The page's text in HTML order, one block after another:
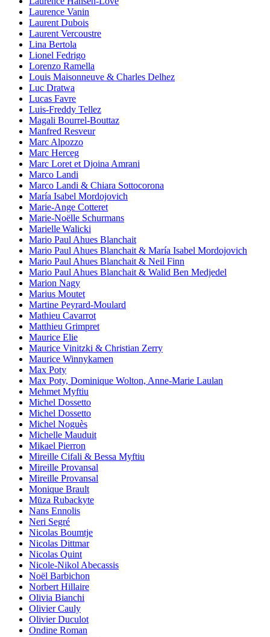
Laurence Vanin
Laurent Dubois
Laurent Vercoustre
Lina Bertola
Lionel Fedrigo
Lorenzo Ramella
Louis Maisonneuve & Charles Delhez
Luc Dratwa
Lucas Favre
Luis-Freddy Tellez
Magali Bourrel-Bouttaz
Manfred Resveur
Marc Alpozzo
Marc Herceg
Marc Loret et Djoina Amrani
Marco Landi
Marco Landi & Chiara Sottocorona
María Isabel Mordojovich
Marie-Ange Cotteret
Marie-Noëlle Schurmans
Marielle Walicki
Mario Paul Ahues Blanchait
Mario Paul Ahues Blanchait & María Isabel Mordojovich
Mario Paul Ahues Blanchait & Neil Finn
Mario Paul Ahues Blanchait & Walid Ben Medjedel
Marion Nagy
Marius Moutet
Martine Peyrard-Moulard
Mathieu Cavarrot
Matthieu Grimpret
Maurice Elie
Maurice Vinitzki & Christian Zerry
Maurice Winnykamen
Max Poty
Max Poty, Dominique Wolton, Anne-Marie Laulan
Mehmet Myftiu
Michel Dossetto
Michel Dossetto
Michel Noguès
Michelle Mauduit
Mikael Pierron
Mireille Cifali & Bessa Myftiu
Mireille Provansal
Mireille Provansal
Monique Brault
Mūza Rubackyte
Nans Ennolis
Neri Segré
Nicolas Boumtje
Nicolas Dittmar
Nicolas Quint
Nicole-Nikol Abecassis
Noël Barbichon
Norbert Hillaire
Olivia Bianchi
Olivier Cauly
Olivier Duculot
Ondine Roman